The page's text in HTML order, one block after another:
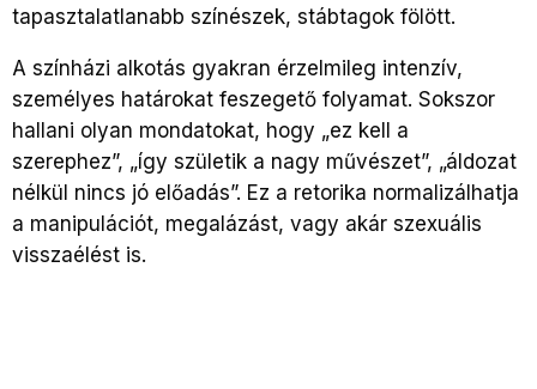
tapasztalatlanabb színészek, stábtagok fölött.
A színházi alkotás gyakran érzelmileg intenzív,
személyes határokat feszegető folyamat. Sokszor
hallani olyan mondatokat, hogy „ez kell a
szerephez”, „így születik a nagy művészet”, „áldozat
nélkül nincs jó előadás”. Ez a retorika normalizálhatja
a manipulációt, megalázást, vagy akár szexuális
visszaélést is.